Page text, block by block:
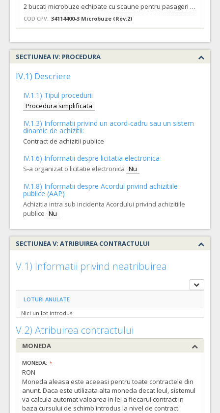
2 bucati microbuze echipate cu scaune pentru pasageri pe toata lungimea masinii
COD CPV: 34114400-3 Microbuze (Rev.2)
TVA:
957.000,00
Formularul utilajelor disponibile pentru contract
operatorilor economici sa declare utilajele pe care le vor
Da Nu
SECTIUNEA IV: PROCEDURA
IV.1) Descriere
IV.1.1) Tipul procedurii
Procedura simplificata
IV.1.3) Informatii privind un acord-cadru sau un sistem
dinamic de achizitii:
Contract de achizitii publice
IV.1.6) Informatii despre licitatia electronica
S-a organizat o licitatie electronica Nu
IV.1.8) Informatii despre Acordul privind achizitiile
publice (AAP)
Achizitia intra sub incidenta Acordului privind achizitiile
publice Nu
SECTIUNEA V: ATRIBUIREA CONTRACTULUI
V.1) Informatii privind neatribuirea
LOTURI ANULATE
Nici un lot introdus
V.2) Atribuirea contractului
MONEDA
MONEDA:
RON
Moneda aleasa este aceeasi pentru toate contractele din
anunt. Daca este utilizata alta moneda decat leul, sistemul
va calcula automat valoarea in lei a fiecarui contract in
baza cursului de schimb introdus la nivel de contract.